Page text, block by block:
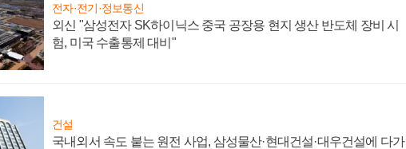
전자·전기·정보통신
외신 "삼성전자 SK하이닉스 중국 공장용 현지 생산 반도체 장비 시
험, 미국 수출통제 대비"
건설
국내외서 속도 붙는 원전 사업, 삼성물산·현대건설·대우건설에 다가